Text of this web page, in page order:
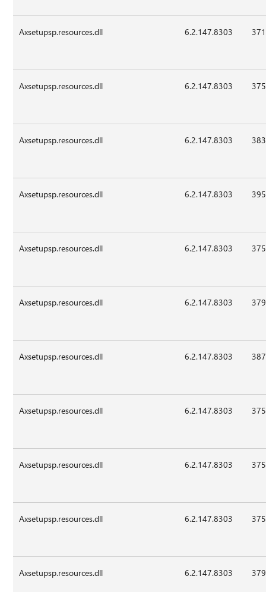
Axsetupsp.resources.dll 6.2.147.8303
Axsetupsp.resources.dll 6.2.147.8303
Axsetupsp.resources.dll 6.2.147.8303
Axsetupsp.resources.dll 6.2.147.8303
Axsetupsp.resources.dll 6.2.147.8303
Axsetupsp.resources.dll 6.2.147.8303
Axsetupsp.resources.dll 6.2.147.8303
Axsetupsp.resources.dll 6.2.147.8303
Axsetupsp.resources.dll 6.2.147.8303
Axsetupsp.resources.dll 6.2.147.8303
Axsetupsp.resources.dll 6.2.147.8303